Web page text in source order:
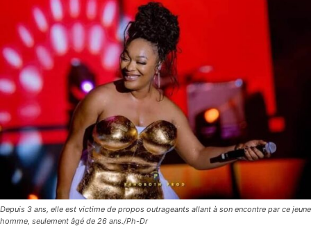
Depuis 3 ans, elle est victime de propos outrageants allant à son encontre par ce jeune
homme, seulement âgé de 26 ans./Ph-Dr